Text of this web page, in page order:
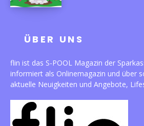
ÜBER UNS
flin ist das S-POOL Magazin der
informiert als Onlinemagazin und über
aktuelle Neuigkeiten und Angebote,